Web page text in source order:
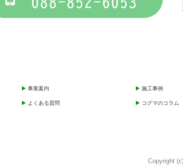
事業案内 施工事例
よくある質問 コグマのコラム
Copyright